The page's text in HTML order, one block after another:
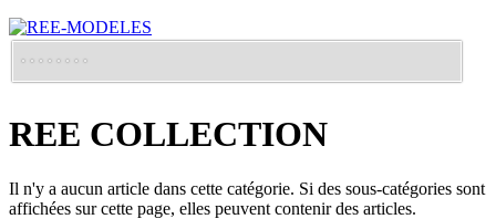
REE COLLECTION
Il n'y a aucun article dans cette catégorie. Si des sous-catégories sont
affichées sur cette page, elles peuvent contenir des articles.